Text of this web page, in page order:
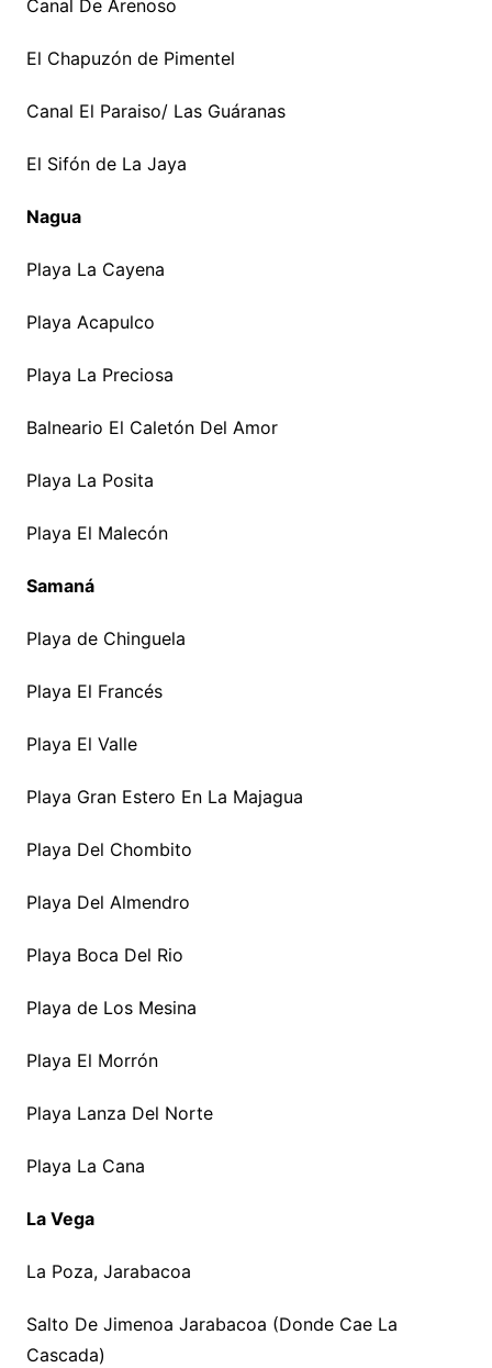
Canal De Arenoso
El Chapuzón de Pimentel
Canal El Paraiso/ Las Guáranas
El Sifón de La Jaya
Nagua
Playa La Cayena
Playa Acapulco
Playa La Preciosa
Balneario El Caletón Del Amor
Playa La Posita
Playa El Malecón
Samaná
Playa de Chinguela
Playa El Francés
Playa El Valle
Playa Gran Estero En La Majagua
Playa Del Chombito
Playa Del Almendro
Playa Boca Del Rio
Playa de Los Mesina
Playa El Morrón
Playa Lanza Del Norte
Playa La Cana
La Vega
La Poza, Jarabacoa
Salto De Jimenoa Jarabacoa (Donde Cae La
Cascada)